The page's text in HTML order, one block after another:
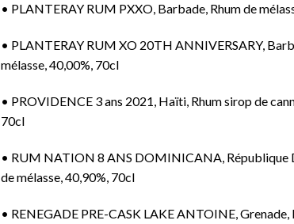
• PLANTERAY RUM PXXO, Barbade, Rhum de
• PLANTERAY RUM XO 20TH ANNIVERSARY,
mélasse, 40,00%, 70cl
• PROVIDENCE 3 ans 2021, Haïti, Rhum sirop de
70cl
• RUM NATION 8 ANS DOMINICANA, République
de mélasse, 40,90%, 70cl
• RENEGADE PRE-CASK LAKE ANTOINE, Grenade,